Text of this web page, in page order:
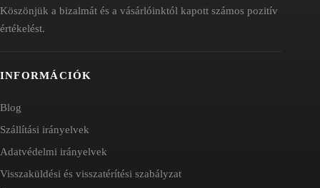
Köszönjük a bizalmát és a vásárlóinktól kapott számos pozitív
értékelést.
INFORMÁCIÓK
Blog
Szállítási irányelvek
Adatvédelmi irányelvek
Visszaküldési és visszatérítési szabályzat